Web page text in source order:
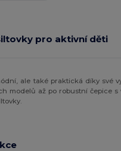
pro aktivní děti
ale také praktická díky
modelů až po robustní čepice